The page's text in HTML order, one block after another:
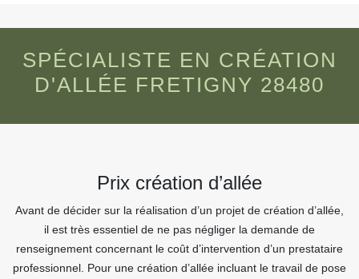
SPÉCIALISTE EN CRÉATION
D'ALLÉE FRETIGNY 28480
Prix création d’allée
Avant de décider sur la réalisation d’un projet de création d’allée,
il est très essentiel de ne pas négliger la demande de
renseignement concernant le coût d’intervention d’un prestataire
professionnel. Pour une création d’allée incluant le travail de pose